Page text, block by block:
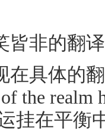
皆非的翻
在具体的
the realm
挂在平衡